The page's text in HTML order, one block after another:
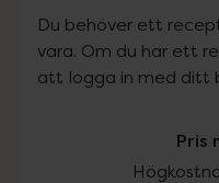
Du behöver ett
vara. Om du har ett
att logga in med ditt
Pris